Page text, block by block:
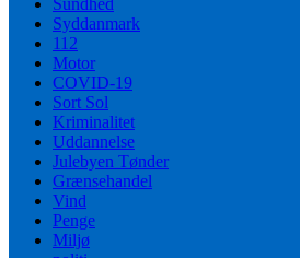
Sundhed
Syddanmark
112
Motor
COVID-19
Sort Sol
Kriminalitet
Uddannelse
Julebyen Tønder
Grænsehandel
Vind
Penge
Miljø